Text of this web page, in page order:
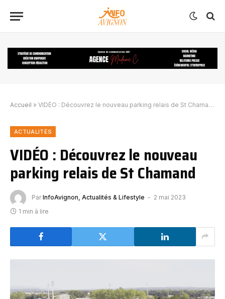
Accueil » VIDÉO : Découvrez le nouveau parking relais de St Chamand
ACTUALITÉS
VIDÉO : Découvrez le nouveau
parking relais de St Chamand
Par InfoAvignon, Actualités & Lifestyle
2 mai 2023
1 min à lire